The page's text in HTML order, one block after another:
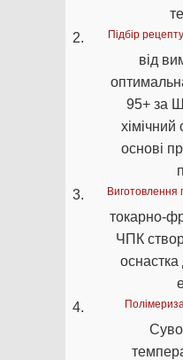
Підбір
від
95+ за
хімічний
основі
токарно-
ЧПК
оснастка